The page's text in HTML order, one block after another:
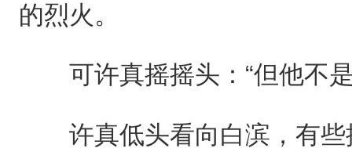
的烈火。
可许真摇摇头：“但他不是
许真低头看向白滨，有些